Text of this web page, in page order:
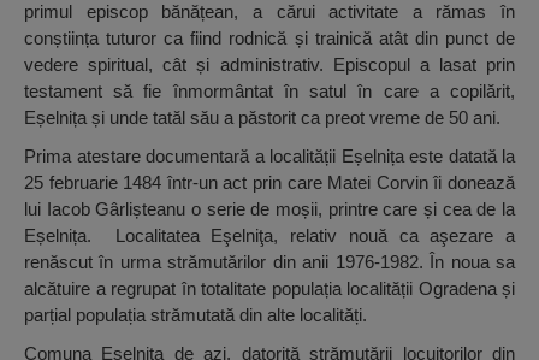
primul episcop bănățean, a cărui activitate a rămas în
conștiința tuturor ca fiind rodnică și trainică atât din punct de
vedere spiritual, cât și administrativ. Episcopul a lasat prin
testament să fie înmormântat în satul în care a copilărit,
Eșelnița și unde tatăl său a păstorit ca preot vreme de 50 ani.
Prima atestare documentară a localității Eșelnița este datată la
25 februarie 1484 într-un act prin care Matei Corvin îi donează
lui Iacob Gârlișteanu o serie de moșii, printre care și cea de la
Eșelnița. Localitatea Eşelniţa, relativ nouă ca aşezare a
renăscut în urma strămutărilor din anii 1976-1982. În noua sa
alcătuire a regrupat în totalitate populația localității Ogradena și
parțial populația strămutată din alte localități.
Comuna Eșelnița de azi, datorită strămutării locuitorilor din